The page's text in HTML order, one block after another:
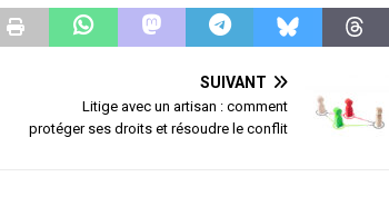
SUIVANT
Litige avec un artisan : comment
protéger ses droits et résoudre le conflit